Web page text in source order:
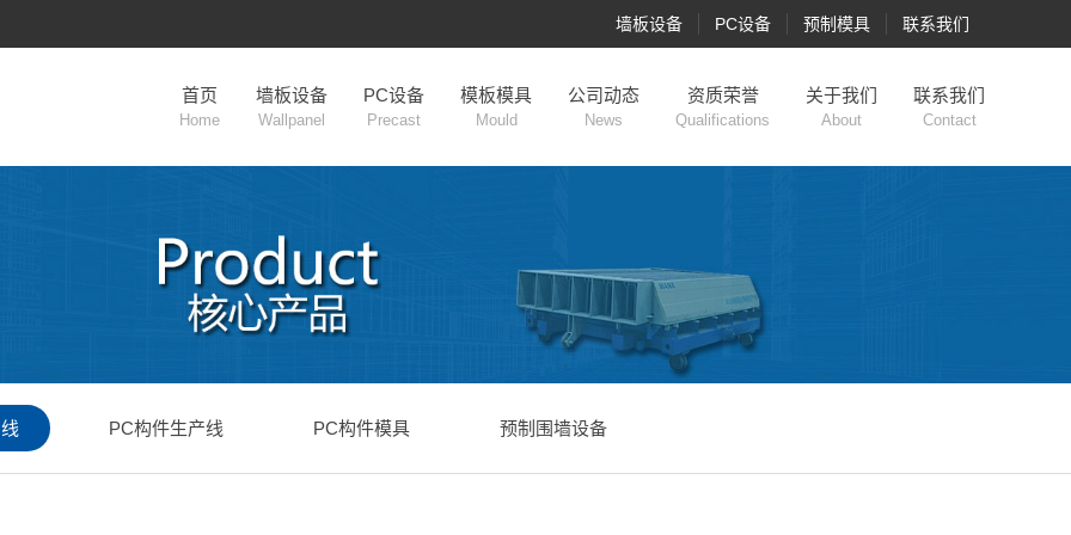
联系我们
预制模具
PC设备
墙板设备
首页
Home
墙板设备
Wallpanel
PC设备
Precast
模板模具
Mould
公司动态
News
资质荣誉
Qualifications
关于我们
About
联系我们
Contact
PC构件生产线 PC构件模具 预制围墙设备